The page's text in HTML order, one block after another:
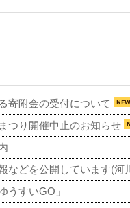
寄附金の受付について
つり開催中止のお知らせ
などを公開しています(河
うすいGO」